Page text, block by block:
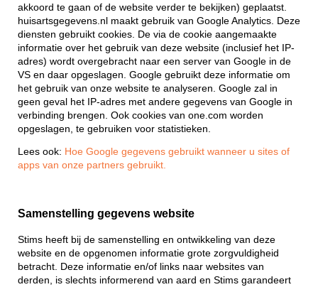
akkoord te gaan of de website verder te bekijken) geplaatst.
huisartsgegevens.nl maakt gebruik van Google Analytics. Deze
diensten gebruikt cookies. De via de cookie aangemaakte
informatie over het gebruik van deze website (inclusief het IP-
adres) wordt overgebracht naar een server van Google in de
VS en daar opgeslagen. Google gebruikt deze informatie om
het gebruik van onze website te analyseren. Google zal in
geen geval het IP-adres met andere gegevens van Google in
verbinding brengen. Ook cookies van one.com worden
opgeslagen, te gebruiken voor statistieken.
Lees ook: Hoe Google gegevens gebruikt wanneer u sites of
apps van onze partners gebruikt.
Samenstelling gegevens website
Stims heeft bij de samenstelling en ontwikkeling van deze
website en de opgenomen informatie grote zorgvuldigheid
betracht. Deze informatie en/of links naar websites van
derden, is slechts informerend van aard en Stims garandeert